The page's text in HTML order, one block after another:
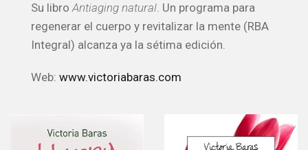
Su libroAntiaging natural. Un programa para
regenerar el cuerpo y revitalizar la mente (RBA
Integral) alcanza ya la sétima edición.
Web: www.victoriabaras.com